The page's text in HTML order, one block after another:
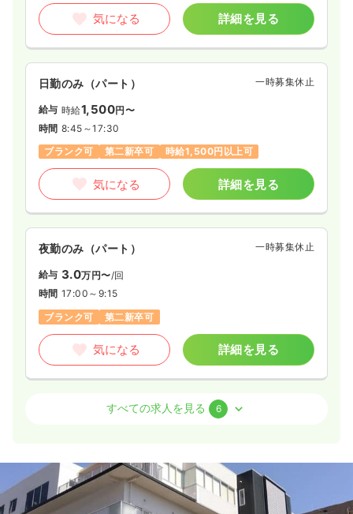
気になる 詳細を見る
気になる 詳細を見る
日勤のみ（パート） 一時募集休止
給与 時給1,500円〜
時間 8:45～17:30
ブランク可
第二新卒可 時給1,500円以上可
気になる 詳細を見る
夜勤のみ（パート） 一時募集休止
給与 3.0万円〜/回
時間 17:00～9:15
ブランク可
第二新卒可
気になる 詳細を見る
正・准看護師
給与 19.3〜32.2万円 /月 賞与2回
※一例
時間 8:45～17:30
すべての求人を見る 6